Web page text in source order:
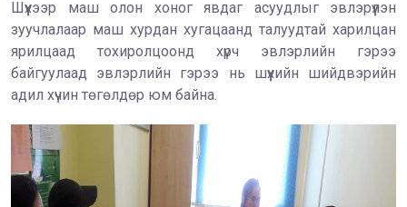
Шүүхээр маш олон хоног явдаг асуудлыг эвлэрүүлэн
зуучлалаар маш хурдан хугацаанд талуудтай харилцан
ярилцаад тохиролцоонд хүрч эвлэрлийн гэрээ
байгуулаад эвлэрлийн гэрээ нь шүүхийн шийдвэрийн
адил хүчин төгөлдөр юм байна.